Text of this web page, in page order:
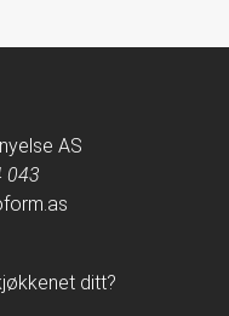
AS
043
ditt?